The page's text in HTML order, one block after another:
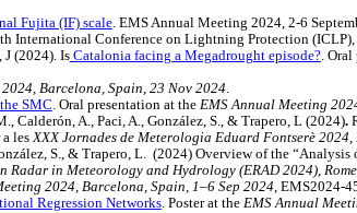
Fujita (IF) scale. EMS Annual Meeting 2024, 2-6
Conference on Lightning Protection (ICLP),
(2024). IsCatalonia facing a Megadrought episode?. Oral
Barcelona, Spain, 23 Nov 2024.
SMC. Oral presentation at the EMS Annual Meeting
Calderón, A., Paci, A., González, S., & Trapero, L (2024).
a lesXXX Jornades de Meterologia Eduard Fontserè
S., & Trapero, L. (2024) Overview of the
Radar in Meteorology and Hydrology (ERAD 2024),
2024, Barcelona, Spain, 1–6 Sep 2024, EMS2024-
Regression Networks. Poster at the EMS Annual